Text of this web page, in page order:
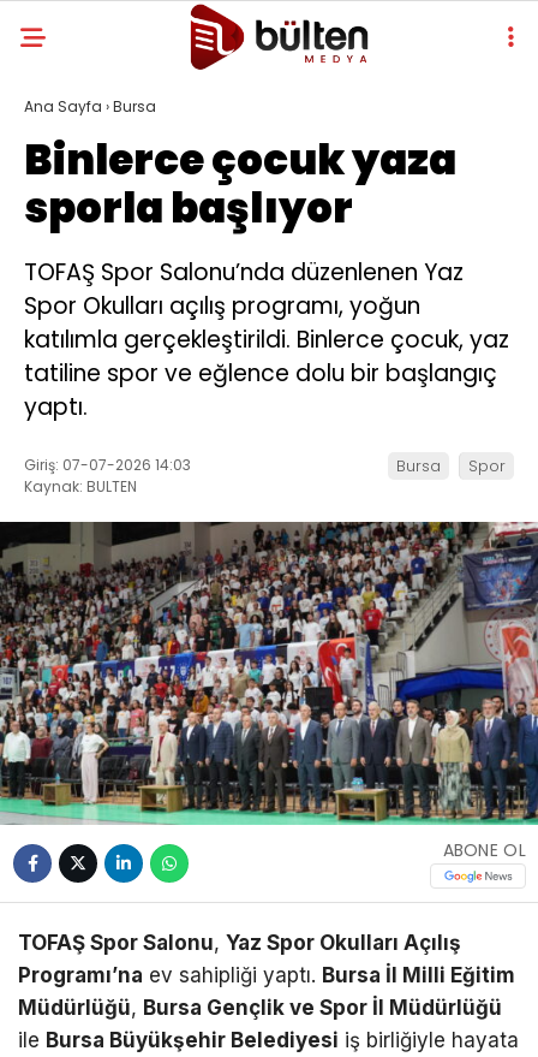
Ana Sayfa ›Bursa
Binlerce çocuk yaza
sporla başlıyor
TOFAŞ Spor Salonu’nda düzenlenen Yaz
Spor Okulları açılış programı, yoğun
katılımla gerçekleştirildi. Binlerce çocuk, yaz
tatiline spor ve eğlence dolu bir başlangıç
yaptı.
Giriş: 07-07-2026 14:03
Kaynak: BULTEN
Bursa Spor
ABONE OL
TOFAŞ Spor Salonu, Yaz Spor Okulları Açılış
Programı’na ev sahipliği yaptı. Bursa İl Milli Eğitim
Müdürlüğü, Bursa Gençlik ve Spor İl Müdürlüğü
ile Bursa Büyükşehir Belediyesi iş birliğiyle hayata